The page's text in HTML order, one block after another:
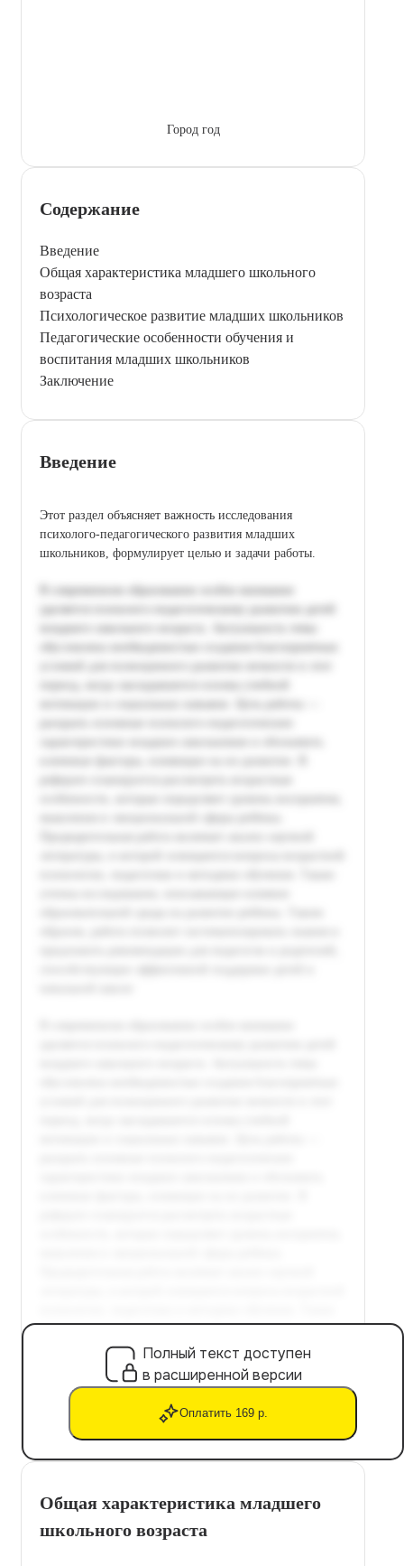
Город год
Содержание
Введение
Общая характеристика младшего школьного
возраста
Психологическое развитие младших школьников
Педагогические особенности обучения и
воспитания младших школьников
Заключение
Введение
Этот раздел объясняет важность исследования
психолого-педагогического развития младших
школьников, формулирует целью и задачи работы.
Полный текст доступен
в расширенной версии
Оплатить 169 р.
Общая характеристика младшего
школьного возраста